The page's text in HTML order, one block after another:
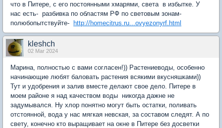
что в Питере, с его постоянными хмарями, света в избытке. У
нас есть- разбивка по областям РФ по световым зонам-
полюбопытствуйте-
http://homecitrus.ru...ovyezonyrf.html
kleshch
02 Mar 2024
Марина, полностью с вами согласен!)) Растениеводы, особенно
начинающие любят баловать растения всякими вкусняшками))
Тут и удобрения и залив вместе делают свое дело. Питере в
моем районе я над качеством воды никогда дажне не
задумывался. Ну хлор понятно могут быть остатки, поливать
отстоянной, вода у нас мягкая невская, за составом следят. А по
свету, конечно кто выращивает на окне в Питере без досветки